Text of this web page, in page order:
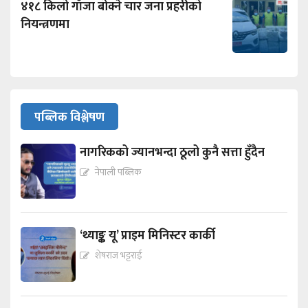
४१८ किलो गाँजा बोक्ने चार जना प्रहरीको
नियन्त्रणमा
पब्लिक विश्लेषण
नागरिकको ज्यानभन्दा ठूलो कुनै सत्ता हुँदैन
नेपाली पब्लिक
‘थ्याङ्क यू’ प्राइम मिनिस्टर कार्की
शेषराज भट्टराई